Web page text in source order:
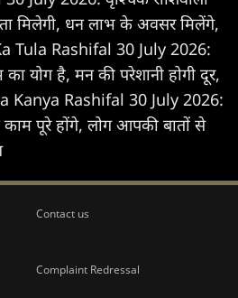
मिलेगी, धन लाभ के अवसर मिलेंगे,
Tula Rashifal 30 July 2026:
योग है, मन की परेशानी होगी दूर,
Kanya Rashifal 30 July 2026:
पूरे होंगे, लोग आपकी बातों से
Contact us
Complaint Redressal